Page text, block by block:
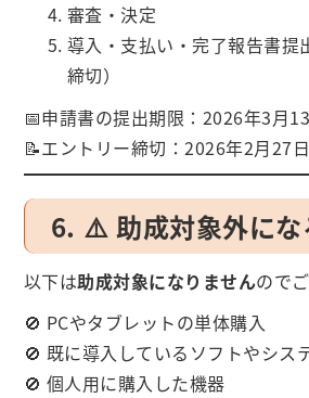
審査・決定
導入・支払い・完了報告書提
締切）
📅申請書の提出期限：2026年3月
📝エントリー締切：2026年2月27日
6. ⚠️ 助成対象外にな
以下は助成対象になりませんので
🚫 PCやタブレットの単体購入
🚫 既に導入しているソフトやシス
🚫 個人用に購入した機器